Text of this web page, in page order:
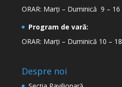
ORAR: Marți – Duminică 9 – 16
Program de vară:
ORAR: Marți – Duminică 10 – 18
Despre noi